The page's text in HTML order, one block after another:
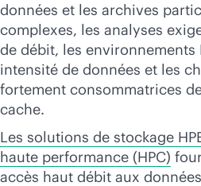
données et les archives
complexes, les analyses
de débit, les environnements
intensité de données et les
fortement consommatrices
cache.
Les solutions de stockage
haute performance (HPC)
accès haut débit aux